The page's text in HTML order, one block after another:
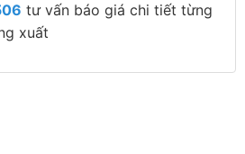
tư vấn báo giá chi tiết từng
xuất